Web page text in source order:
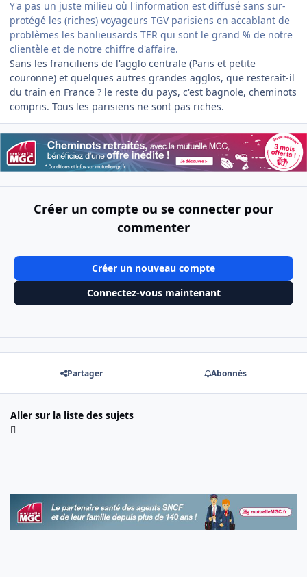
Y'a pas un juste milieu où l'information est diffusé sans sur-
protégé les (riches) voyageurs TGV parisiens en accablant de
problèmes les banlieusards TER qui sont le grand % de notre
clientèle et de notre chiffre d'affaire.
Sans les franciliens de l'agglo centrale (Paris et petite
couronne) et quelques autres grandes agglos, que resterait-il
du train en France ? le reste du pays, c'est bagnole, cheminots
compris. Tous les parisiens ne sont pas riches.
Créer un compte ou se connecter pour
commenter
Créer un nouveau compte
Connectez-vous maintenant
Partager Abonnés
Aller sur la liste des sujets